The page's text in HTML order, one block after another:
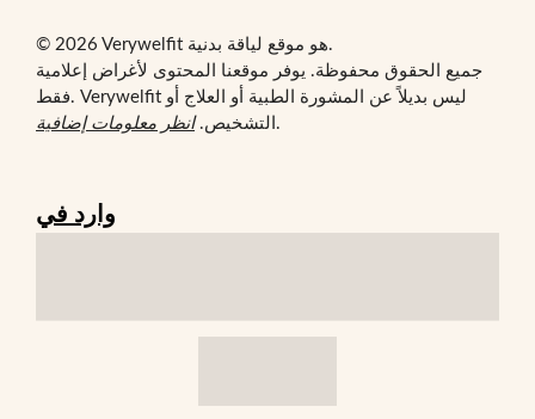
© 2026 Verywelfit هو موقع لياقة بدنية.
جميع الحقوق محفوظة. يوفر موقعنا المحتوى لأغراض إعلامية
فقط. Verywelfit ليس بديلاً عن المشورة الطبية أو العلاج أو
التشخيص.انظر معلومات إضافية .
وارد في